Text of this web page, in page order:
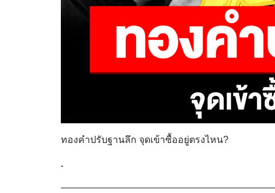
ทองคำปรับฐานลึก จุดเข้าซื้ออยู่ตรงไหน?
.